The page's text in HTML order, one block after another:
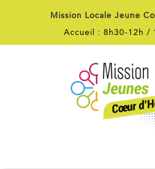
Mission Locale Jeune
Accueil : 8h30-12h /